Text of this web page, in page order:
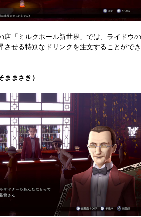
「ミルクホール新世界」では、ライドウの
させる特別なドリンクを注文することができ
まさき）